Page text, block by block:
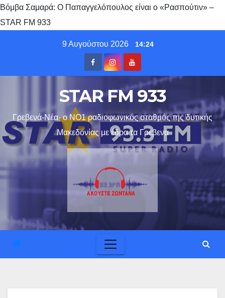
Βόμβα Σαμαρά: Ο Παπαγγελόπουλος είναι ο «Ρασπούτιν» –
STAR FM 933
9 Αυγούστου 2026 14:24
STAR FM 933
Γρεβενά-Νέα- ο ΝΟ1 ραδιοφωνικός σταθμός της δυτικής
Μακεδονίας με έδρα τα Γρεβενα